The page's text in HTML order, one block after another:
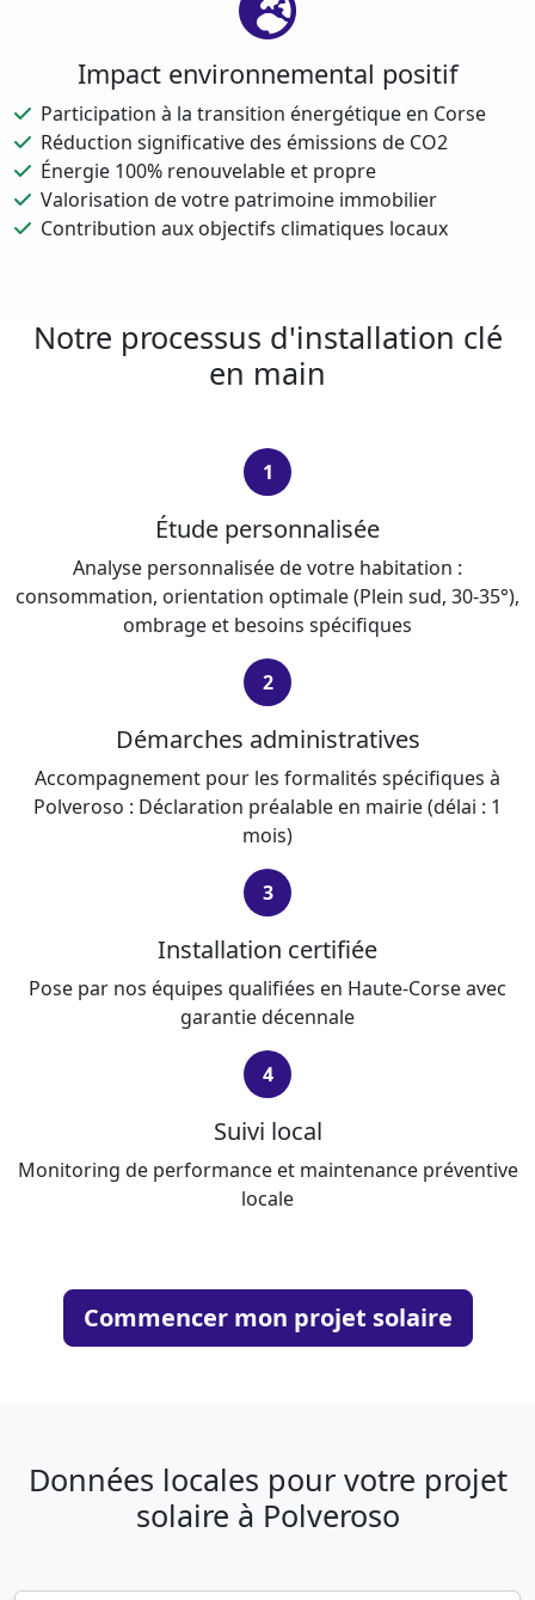
Impact environnemental positif
Participation à la transition énergétique en Corse
Réduction significative des émissions de CO2
Énergie 100% renouvelable et propre
Valorisation de votre patrimoine immobilier
Contribution aux objectifs climatiques locaux
Notre processus d'installation clé
en main
1
Étude personnalisée
Analyse personnalisée de votre habitation :
consommation, orientation optimale (Plein sud, 30-35°),
ombrage et besoins spécifiques
2
Démarches administratives
Accompagnement pour les formalités spécifiques à
Polveroso : Déclaration préalable en mairie (délai : 1
mois)
3
Installation certifiée
Pose par nos équipes qualifiées en Haute-Corse avec
garantie décennale
4
Suivi local
Monitoring de performance et maintenance préventive
locale
Commencer mon projet solaire
Données locales pour votre projet
solaire à Polveroso